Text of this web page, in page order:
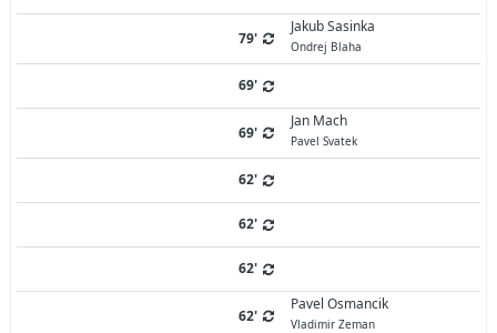
79'
Jakub Sasinka
Ondrej Blaha
69'
69'
Jan Mach
Pavel Svatek
62'
62'
62'
62'
Pavel Osmancik
Vladimir Zeman